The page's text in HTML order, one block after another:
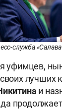
служба
уфимцев,
лучших
и